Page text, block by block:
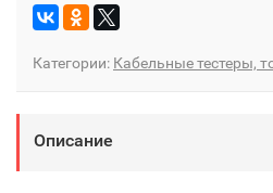
Категории: Кабельные тестеры,
Описание